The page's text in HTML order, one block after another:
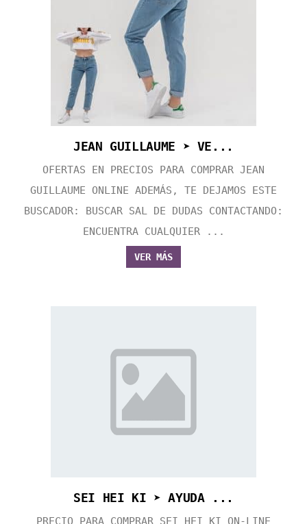
JEAN GUILLAUME ➤ VE...
OFERTAS EN PRECIOS PARA COMPRAR JEAN
GUILLAUME ONLINE ADEMÁS, TE DEJAMOS ESTE
BUSCADOR: BUSCAR SAL DE DUDAS CONTACTANDO:
ENCUENTRA CUALQUIER ...
VER MÁS
SEI HEI KI ➤ AYUDA ...
PRECIO PARA COMPRAR SEI HEI KI ON-LINE